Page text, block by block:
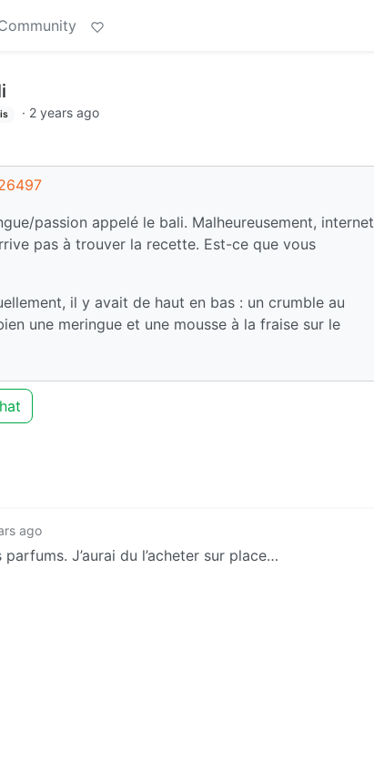
· 2 years ago
passion appelé le bali. Malheureusement, internet
pas à trouver la recette. Est-ce que vous
il y avait de haut en bas : un crumble au
une meringue et une mousse à la fraise sur le
ago
J’aurai du l’acheter sur place…